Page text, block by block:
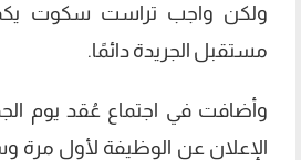
ولكن واجب تراست سكوت
مستقبل الجريدة دائمًا.
وأضافت في اجتماع عُقد يوم
الإعلان عن الوظيفة لأول